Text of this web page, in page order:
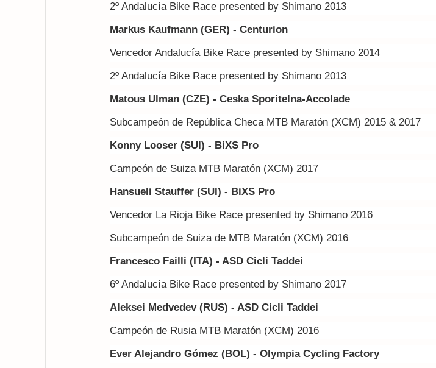
2º Andalucía Bike Race presented by Shimano 2013
Markus Kaufmann (GER) - Centurion
Vencedor Andalucía Bike Race presented by Shimano 2014
2º Andalucía Bike Race presented by Shimano 2013
Matous Ulman (CZE) - Ceska Sporitelna-Accolade
Subcampeón de República Checa MTB Maratón (XCM) 2015 & 2017
Konny Looser (SUI) - BiXS Pro
Campeón de Suiza MTB Maratón (XCM) 2017
Hansueli Stauffer (SUI) - BiXS Pro
Vencedor La Rioja Bike Race presented by Shimano 2016
Subcampeón de Suiza de MTB Maratón (XCM) 2016
Francesco Failli (ITA) - ASD Cicli Taddei
6º Andalucía Bike Race presented by Shimano 2017
Aleksei Medvedev (RUS) - ASD Cicli Taddei
Campeón de Rusia MTB Maratón (XCM) 2016
Ever Alejandro Gómez (BOL) - OlympiaCycling Factory